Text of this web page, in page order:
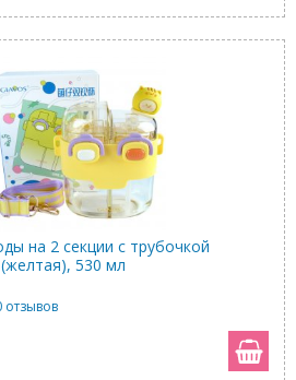
на 2 секции с трубочкой
530 мл
отзывов